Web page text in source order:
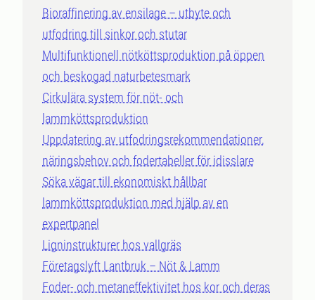
Bioraffinering av ensilage – utbyte och
utfodring till sinkor och stutar
Multifunktionell nötköttsproduktion på öppen
och beskogad naturbetesmark
Cirkulära system för nöt- och
lammköttsproduktion
Uppdatering av utfodringsrekommendationer,
näringsbehov och fodertabeller för idisslare
Söka vägar till ekonomiskt hållbar
lammköttsproduktion med hjälp av en
expertpanel
Ligninstrukturer hos vallgräs
Företagslyft Lantbruk – Nöt & Lamm
Foder- och metaneffektivitet hos kor och deras